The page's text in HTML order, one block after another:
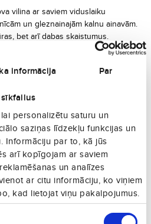
informācija Par
personalizētu saturu un
saziņas līdzekļu funkcijas un
Informāciju par to, kā jūs
arī kopīgojam ar saviem
un analīzes
ar citu informāciju, ko viņiem
kad lietojat viņu pakalpojumus.
vilina ar saviem viduslaiku
un gleznainajām kalnu ainavām.
bet arī dabas skaistumus.
tradicionālos ēdienus un
un piemēroti ekskursijām,
Prištinu – valsts galvaspilsētu ar tās
mošejām un muzejiem. Pejas
klosteris ir UNESCO pasaules
ir vērts apmeklēt. Kalnu mīļotājiem
ieleju ar tās elpu aizraujošajiem